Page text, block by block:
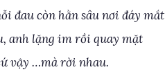
đau còn hằn sâu nơi đáy mắt
anh lặng im rồi quay mặt
vậy …mà rời nhau.